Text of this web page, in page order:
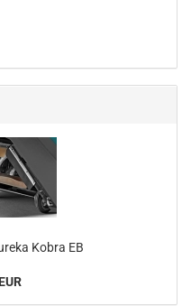
Kobra EB